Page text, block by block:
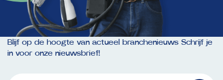
Blijf op de hoogte van actueel branchenieuws Schrijf je
in voor onze nieuwsbrief!